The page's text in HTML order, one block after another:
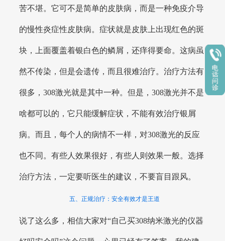
苦不堪。它可不是简单的皮肤病，而是一种免疫介导
的慢性炎症性皮肤病。症状就是皮肤上出现红色的斑
块，上面覆盖着银白色的鳞屑，还痒得要命。这病虽
然不传染，但是会遗传，而且很难治疗。治疗方法有
很多，308激光就是其中一种。但是，308激光并不是
啥都可以的，它只能缓解症状，不能有效治疗银屑
病。而且，每个人的病情不一样，对308激光的反应
也不同。有些人效果很好，有些人则效果一般。选择
治疗方法，一定要听医生的建议，不要盲目跟风。
五、正规治疗：安全有效才是王道
说了这么多，相信大家对“自己买308纳米激光的仪器